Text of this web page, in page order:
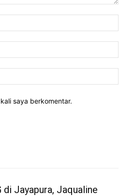
saya berkomentar.
di Jayapura, Jaqualine